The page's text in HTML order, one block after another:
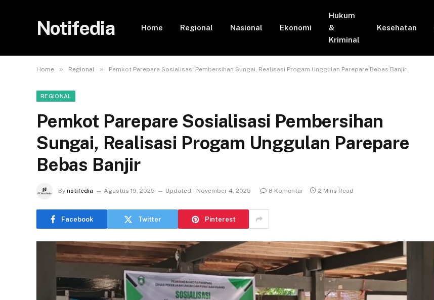
Notifedia Home Regional Nasional Ekonomi
Hukum
&
Kriminal
Kesehatan
Home » Regional » Pemkot Parepare Sosialisasi Pembersihan Sungai, Realisasi Progam Unggulan Parepare Bebas Banjir
REGIONAL
Pemkot Parepare Sosialisasi Pembersihan
Sungai, Realisasi Progam Unggulan Parepare
Bebas Banjir
By notifedia Agustus 19, 2025 Updated: November 4, 2025 8 Komentar 2 Mins Read
Facebook Twitter Pinterest